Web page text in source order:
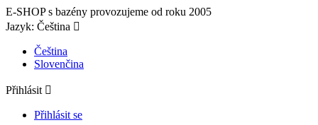
E-SHOP s bazény provozujeme od roku 2005
Jazyk: Čeština 
Čeština
Slovenčina
Přihlásit 
Přihlásit se